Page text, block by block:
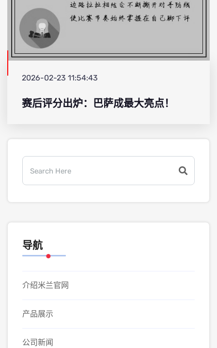
2026-02-23 11:54:43
赛后评分出炉：巴萨成最大亮点！
导航
介绍米兰官网
产品展示
公司新闻